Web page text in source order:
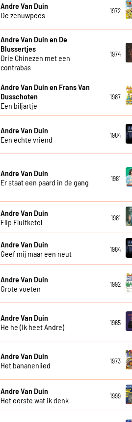
Andre Van Duin
De zenuwpees
1972
Andre Van Duin en De
Blussertjes
Drie Chinezen met een
contrabas
1974
Andre Van Duin en Frans Van
Dusschoten
Een biljartje
1987
Andre Van Duin
Een echte vriend
1984
Andre Van Duin
Er staat een paard in de gang
1981
Andre Van Duin
Flip Fluitketel
1981
Andre Van Duin
Geef mij maar een neut
1984
Andre Van Duin
Grote voeten
1992
Andre Van Duin
He he (Ik heet Andre)
1965
Andre Van Duin
Het bananenlied
1973
Andre Van Duin
Het eerste wat ik denk
1999